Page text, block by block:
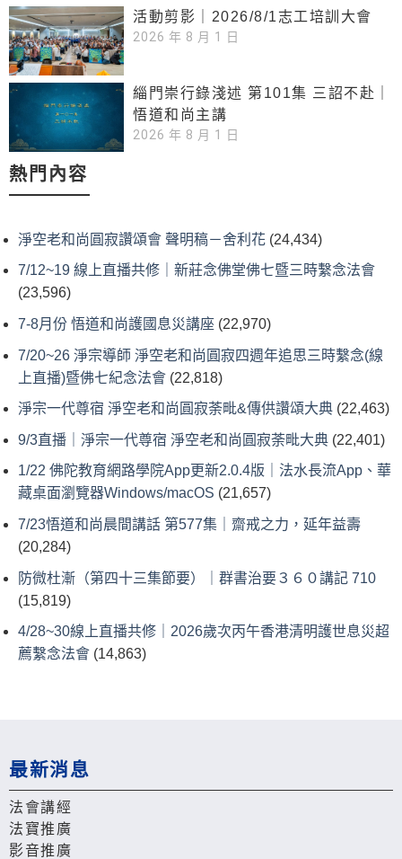
活動剪影｜2026/8/1志工培訓大會
2026 年 8 月 1 日
緇門崇行錄淺述 第101集 三詔不赴｜
悟道和尚主講
2026 年 8 月 1 日
熱門內容
淨空老和尚圓寂讚頌會 聲明稿－舍利花 (24,434)
7/12~19 線上直播共修｜新莊念佛堂佛七暨三時繫念法會
(23,596)
7-8月份 悟道和尚護國息災講座 (22,970)
7/20~26 淨宗導師 淨空老和尚圓寂四週年追思三時繫念(線
上直播)暨佛七紀念法會 (22,818)
淨宗一代尊宿 淨空老和尚圓寂荼毗&傳供讚頌大典 (22,463)
9/3直播｜淨宗一代尊宿 淨空老和尚圓寂荼毗大典 (22,401)
1/22 佛陀教育網路學院App更新2.0.4版｜法水長流App、華
藏桌面瀏覽器Windows/macOS (21,657)
7/23悟道和尚晨間講話 第577集｜齋戒之力，延年益壽
(20,284)
防微杜漸（第四十三集節要）｜群書治要３６０講記 710
(15,819)
4/28~30線上直播共修｜2026歲次丙午香港清明護世息災超
薦繫念法會 (14,863)
最新消息
法會講經
法寶推廣
影音推廣